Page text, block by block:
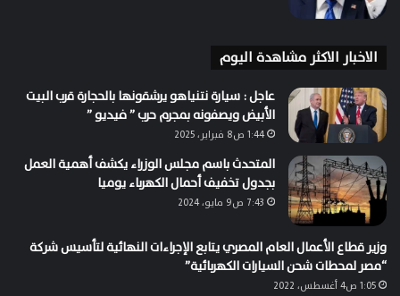
الاخبار الاكثر مشاهدة اليوم
عاجل : سيارة نتنياهو يرشقونها بالحجارة قرب البيت
الأبيض ويصفونه بمجرم حرب ” فيديو ”
1:44 ص8 فبراير، 2025
المتحدث باسم مجلس الوزراء يكشف أهمية العمل
بجدول تخفيف أحمال الكهرباء يوميا
7:43 ص9 مايو، 2024
وزير قطاع الأعمال العام المصري يتابع الإجراءات النهائية لتأسيس شركة
“مصر لمحطات شحن السيارات الكهربائية”
1:05 ص4 أغسطس، 2022